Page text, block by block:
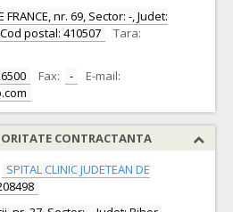
FRANCE, nr. 69, Sector: -, Judet:
postal: 410507
Tara:
Fax: -
E-mail:
CONTRACTANTA
SPITAL CLINIC JUDETEAN DE